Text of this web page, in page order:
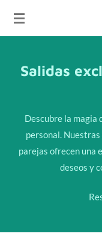
Salidas
Descubre la magia
personal.
parejas ofrecen una
deseos y